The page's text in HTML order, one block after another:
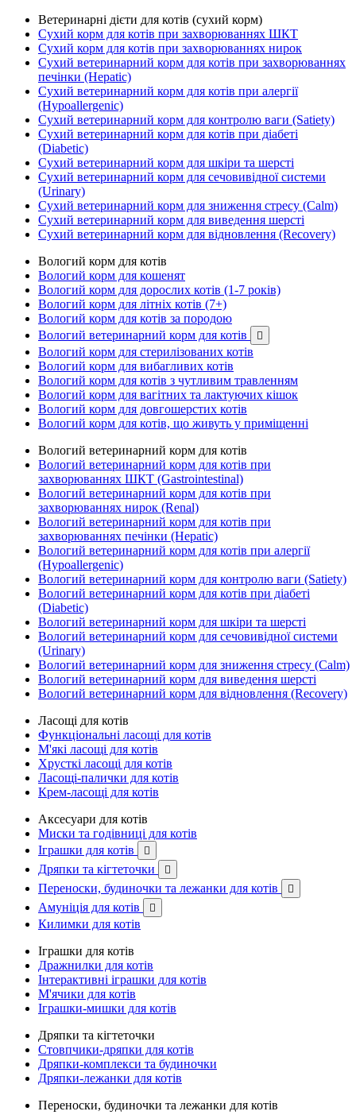
Ветеринарні дієти для котів (сухий корм)
Сухий корм для котів при захворюваннях ШКТ
Сухий корм для котів при захворюваннях нирок
Сухий ветеринарний корм для котів при захворюваннях
печінки (Hepatic)
Сухий ветеринарний корм для котів при алергії
(Hypoallergenic)
Сухий ветеринарний корм для контролю ваги (Satiety)
Сухий ветеринарний корм для котів при діабеті
(Diabetic)
Сухий ветеринарний корм для шкіри та шерсті
Сухий ветеринарний корм для сечовивідної системи
(Urinary)
Сухий ветеринарний корм для зниження стресу (Calm)
Сухий ветеринарний корм для виведення шерсті
Сухий ветеринарний корм для відновлення (Recovery)
Вологий корм для котів
Вологий корм для кошенят
Вологий корм для дорослих котів (1-7 років)
Вологий корм для літніх котів (7+)
Вологий корм для котів за породою
Вологий ветеринарний корм для котів

Вологий корм для стерилізованих котів
Вологий корм для вибагливих котів
Вологий корм для котів з чутливим травленням
Вологий корм для вагітних та лактуючих кішок
Вологий корм для довгошерстих котів
Вологий корм для котів, що живуть у приміщенні
Вологий ветеринарний корм для котів
Вологий ветеринарний корм для котів при
захворюваннях ШКТ (Gastrointestinal)
Вологий ветеринарний корм для котів при
захворюваннях нирок (Renal)
Вологий ветеринарний корм для котів при
захворюваннях печінки (Hepatic)
Вологий ветеринарний корм для котів при алергії
(Hypoallergenic)
Вологий ветеринарний корм для контролю ваги (Satiety)
Вологий ветеринарний корм для котів при діабеті
(Diabetic)
Вологий ветеринарний корм для шкіри та шерсті
Вологий ветеринарний корм для сечовивідної системи
(Urinary)
Вологий ветеринарний корм для зниження стресу (Calm)
Вологий ветеринарний корм для виведення шерсті
Вологий ветеринарний корм для відновлення (Recovery)
Ласощі для котів
Функціональні ласощі для котів
М'які ласощі для котів
Хрусткі ласощі для котів
Ласощі-палички для котів
Крем-ласощі для котів
Аксесуари для котів
Миски та годівниці для котів
Іграшки для котів

Дряпки та кігтеточки 
Переноски, будиночки та лежанки для котів 
Амуніція для котів 
Килимки для котів
Іграшки для котів
Дражнилки для котів
Інтерактивні іграшки для котів
М'ячики для котів
Іграшки-мишки для котів
Дряпки та кігтеточки
Стовпчики-дряпки для котів
Дряпки-комплекси та будиночки
Дряпки-лежанки для котів
Переноски, будиночки та лежанки для котів